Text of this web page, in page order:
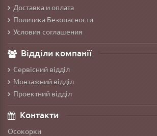
Доставка и оплата
Политика Безопасности
Условия соглашения
Відділи компанії
Сервісний відділ
Монтажний відділ
Проектний відділ
Контакти
Осокорки